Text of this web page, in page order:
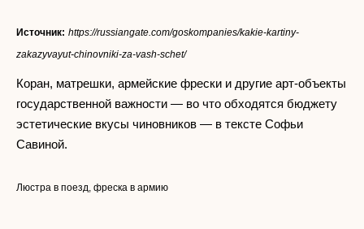
Источник: https://russiangate.com/goskompanies/kakie-kartiny-
zakazyvayut-chinovniki-za-vash-schet/
Коран, матрешки, армейские фрески и другие арт-объекты
государственной важности — во что обходятся бюджету
эстетические вкусы чиновников — в тексте Софьи
Савиной.
Люстра в поезд, фреска в армию